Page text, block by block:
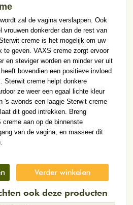
zal de vagina verslappen. Ook
donkerder dan de rest van
creme is het mogelijk om uw
te geven. VAXS creme zorgt ervoor
en steviger worden en minder ver uit
bovendien een positieve invloed
Sterwit creme helpt donkere
ze weer een egaal lichte kleur
's avonds een laagje Sterwit creme
dit goed intrekken. Breng
aan op de binnenste
van de vagina, en masseer dit
ook deze producten